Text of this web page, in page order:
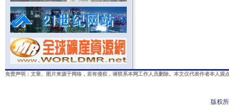
免责声明：文章、图片来源于网络，若有侵权，请联系本网工作人员删除。本文仅代表作者本人
版权